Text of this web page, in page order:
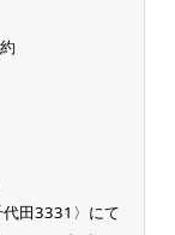
田3331〉にて